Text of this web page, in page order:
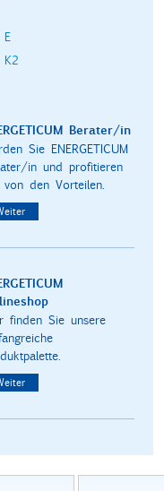
E
K2
Berater/in
Sie ENERGETICUM
in und profitieren
von den Vorteilen.
finden Sie unsere